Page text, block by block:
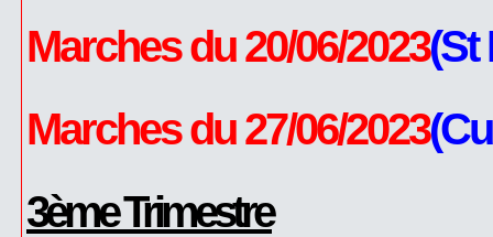
Marches du 20/06/2023(St
Marches du 27/06/2023
3ème Trimestre